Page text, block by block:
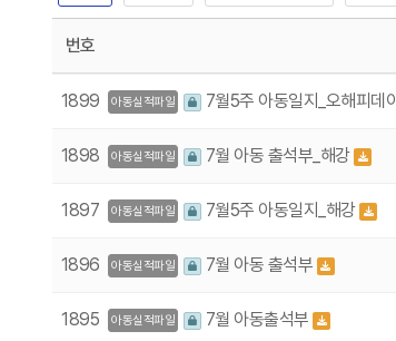
번호
1899 아동실적파일 7월5주 아동일지_오해피데이
1898 아동실적파일 7월 아동 출석부_해강
1897 아동실적파일 7월5주 아동일지_해강
1896 아동실적파일 7월 아동 출석부
1895 아동실적파일 7월 아동출석부